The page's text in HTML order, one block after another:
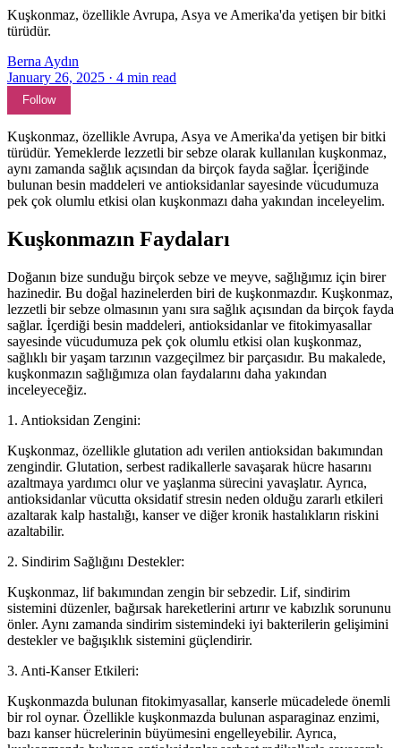
Kuşkonmaz, özellikle Avrupa, Asya ve Amerika'da yetişen bir bitki
türüdür.
Berna Aydın
January 26, 2025 · 4 min read
Follow
Kuşkonmaz, özellikle Avrupa, Asya ve Amerika'da yetişen bir bitki
türüdür. Yemeklerde lezzetli bir sebze olarak kullanılan kuşkonmaz,
aynı zamanda sağlık açısından da birçok fayda sağlar. İçeriğinde
bulunan besin maddeleri ve antioksidanlar sayesinde vücudumuza
pek çok olumlu etkisi olan kuşkonmazı daha yakından inceleyelim.
Kuşkonmazın Faydaları
Doğanın bize sunduğu birçok sebze ve meyve, sağlığımız için birer
hazinedir. Bu doğal hazinelerden biri de kuşkonmazdır. Kuşkonmaz,
lezzetli bir sebze olmasının yanı sıra sağlık açısından da birçok fayda
sağlar. İçerdiği besin maddeleri, antioksidanlar ve fitokimyasallar
sayesinde vücudumuza pek çok olumlu etkisi olan kuşkonmaz,
sağlıklı bir yaşam tarzının vazgeçilmez bir parçasıdır. Bu makalede,
kuşkonmazın sağlığımıza olan faydalarını daha yakından
inceleyeceğiz.
1. Antioksidan Zengini:
Kuşkonmaz, özellikle glutation adı verilen antioksidan bakımından
zengindir. Glutation, serbest radikallerle savaşarak hücre hasarını
azaltmaya yardımcı olur ve yaşlanma sürecini yavaşlatır. Ayrıca,
antioksidanlar vücutta oksidatif stresin neden olduğu zararlı etkileri
azaltarak kalp hastalığı, kanser ve diğer kronik hastalıkların riskini
azaltabilir.
2. Sindirim Sağlığını Destekler:
Kuşkonmaz, lif bakımından zengin bir sebzedir. Lif, sindirim
sistemini düzenler, bağırsak hareketlerini artırır ve kabızlık sorununu
önler. Aynı zamanda sindirim sistemindeki iyi bakterilerin gelişimini
destekler ve bağışıklık sistemini güçlendirir.
3. Anti-Kanser Etkileri:
Kuşkonmazda bulunan fitokimyasallar, kanserle mücadelede önemli
bir rol oynar. Özellikle kuşkonmazda bulunan asparaginaz enzimi,
bazı kanser hücrelerinin büyümesini engelleyebilir. Ayrıca,